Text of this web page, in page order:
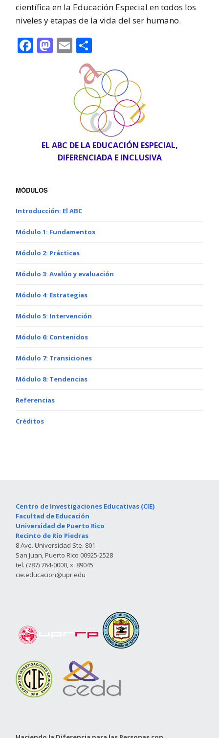
científica en la Educación Especial en todos los
niveles y etapas de la vida del ser humano.
Facebook
Mastodon
Email
EL ABC DE LA EDUCACIÓN ESPECIAL,
DIFERENCIADA E INCLUSIVA
MÓDULOS
Introducción: El ABC
Módulo 1: Fundamentos
Módulo 2: Prácticas
Módulo 3: Avalúo y evaluación
Módulo 4: Estrategias
Módulo 5: Intervención
Módulo 6: Contenidos
Módulo 7: Transiciones
Módulo 8: Tendencias
Referencias
Créditos
Centro de Investigaciones Educativas (CIE)
Facultad de Educación
Universidad de Puerto Rico
Recinto de Río Piedras
8 Ave. Universidad Ste. 801
San Juan, Puerto Rico 00925-2528
tel. (787) 764-0000, x. 89045
cie.educacion@upr.edu